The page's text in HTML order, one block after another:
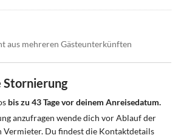
aus mehreren Gästeunterkünften
Stornierung
bis zu 43 Tage vor deinem Anreisedatum.
anzufragen wende dich vor Ablauf der
Vermieter. Du findest die Kontaktdetails